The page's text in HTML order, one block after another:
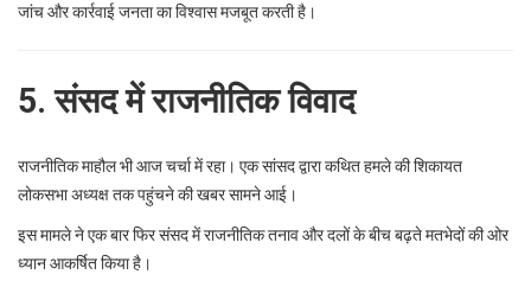
जांच और कार्रवाई जनता का विश्वास मजबूत करती है।
5. संसद में राजनीतिक विवाद
राजनीतिक माहौल भी आज चर्चा में रहा। एक सांसद द्वारा कथित हमले की शिकायत
लोकसभा अध्यक्ष तक पहुंचने की खबर सामने आई।
इस मामले ने एक बार फिर संसद में राजनीतिक तनाव और दलों के बीच बढ़ते मतभेदों की ओर
ध्यान आकर्षित किया है।